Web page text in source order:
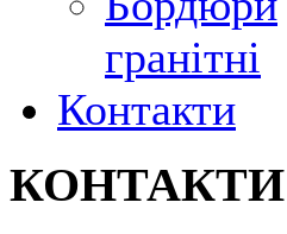
гранітні
Контакти
КОНТАКТИ